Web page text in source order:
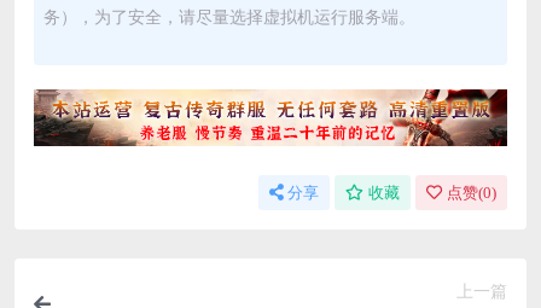
务），为了安全，请尽量选择虚拟机运行服务端。
分享 收藏 点赞(0)
上一篇